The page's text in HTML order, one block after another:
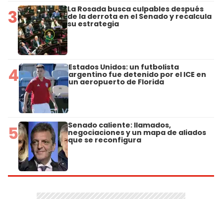
3 La Rosada busca culpables después
de la derrota en el Senado y recalcula
su estrategia
4 Estados Unidos: un futbolista
argentino fue detenido por el ICE en
un aeropuerto de Florida
5 Senado caliente: llamados,
negociaciones y un mapa de aliados
que se reconfigura